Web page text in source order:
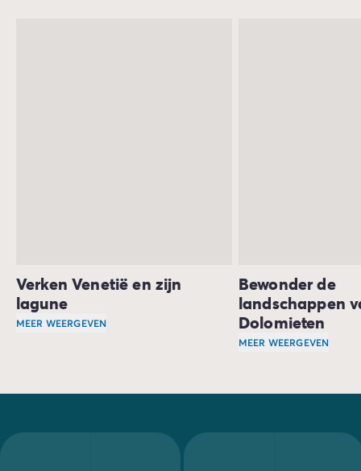
Verken Venetië en zijn
lagune
MEER WEERGEVEN
Ontdek de prachtige omgeving van Veneto:de stad
Bewonder de
landschappen
Dolomieten
MEER WEERGEVEN